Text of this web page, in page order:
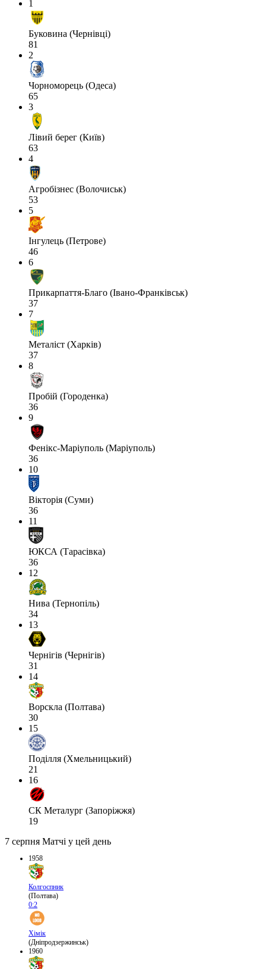
1
Буковина (Чернівці)
81
2
Чорноморець (Одеса)
65
3
Лівий берег (Київ)
63
4
Агробізнес (Волочиськ)
53
5
Інгулець (Петрове)
46
6
Прикарпаття-Благо (Івано-Франківськ)
37
7
Металіст (Харків)
37
8
Пробій (Городенка)
36
9
Фенікс-Маріуполь (Маріуполь)
36
10
Вікторія (Суми)
36
11
ЮКСА (Тарасівка)
36
12
Нива (Тернопіль)
34
13
Чернігів (Чернігів)
31
14
Ворскла (Полтава)
30
15
Поділля (Хмельницький)
21
16
СК Металург (Запоріжжя)
19
7 серпня Матчі у цей день
1958
Колгоспник
(Полтава)
0:2
Хімік
(Дніпродзержинськ)
1960